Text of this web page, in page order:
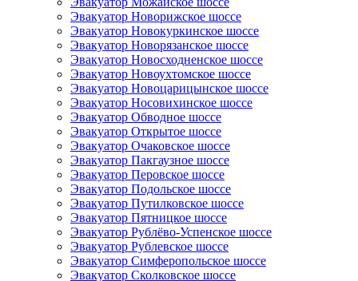
Эвакуатор Новорижское шоссе
Эвакуатор Новокуркинское шоссе
Эвакуатор Новорязанское шоссе
Эвакуатор Новосходненское шоссе
Эвакуатор Новоухтомское шоссе
Эвакуатор Новоцарицынское шоссе
Эвакуатор Носовихинское шоссе
Эвакуатор Обводное шоссе
Эвакуатор Открытое шоссе
Эвакуатор Очаковское шоссе
Эвакуатор Пакгаузное шоссе
Эвакуатор Перовское шоссе
Эвакуатор Подольское шоссе
Эвакуатор Путилковское шоссе
Эвакуатор Пятницкое шоссе
Эвакуатор Рублёво-Успенское шоссе
Эвакуатор Рублевское шоссе
Эвакуатор Симферопольское шоссе
Эвакуатор Сколковское шоссе